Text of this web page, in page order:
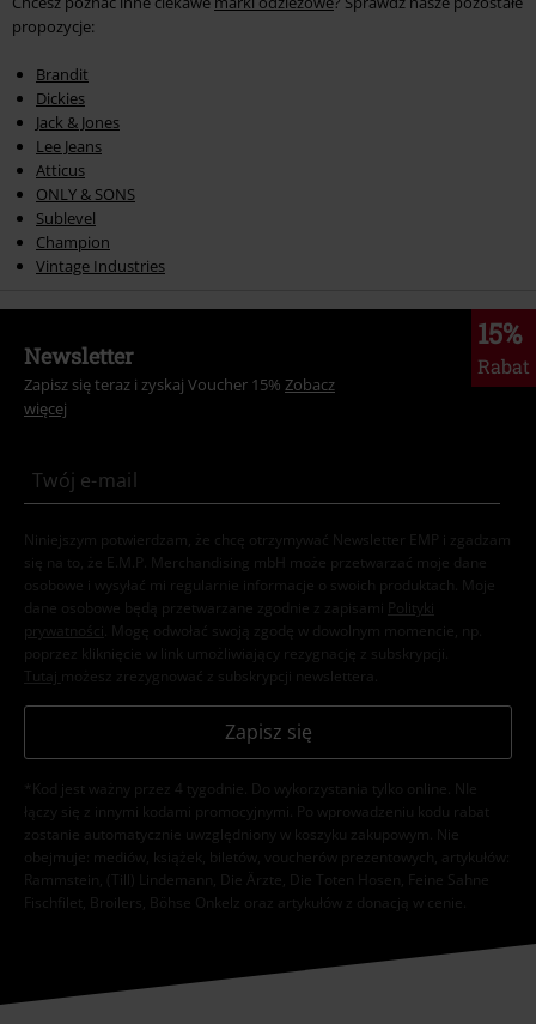
propozycje:
Brandit
Dickies
Jack & Jones
Lee Jeans
Atticus
ONLY & SONS
Sublevel
Champion
Vintage Industries
15%
Rabat
Newsletter
Zapisz się teraz i zyskaj Voucher 15% Zobacz
więcej
Niniejszym potwierdzam, że chcę otrzymywać Newsletter EMP i zgadzam
się na to, że E.M.P. Merchandising mbH może przetwarzać moje dane
osobowe i wysyłać mi regularnie informacje o swoich produktach. Moje
dane osobowe będą przetwarzane zgodnie z zapisami
Polityki
prywatności . Mogę odwołać swoją zgodę w dowolnym momencie, np.
poprzez kliknięcie w link umożliwiający rezygnację z subskrypcji.
Tutaj możesz zrezygnować z subskrypcji newslettera.
Zapisz się
*Kod jest ważny przez 4 tygodnie. Do wykorzystania tylko online. NIe
łączy się z innymi kodami promocyjnymi. Po wprowadzeniu kodu rabat
zostanie automatycznie uwzględniony w koszyku zakupowym. Nie
obejmuje: mediów, książek, biletów, voucherów prezentowych, artykułów:
Rammstein, (Till) Lindemann, Die Ärzte, Die Toten Hosen, Feine Sahne
Fischfilet, Broilers, Böhse Onkelz oraz artykułów z donacją w cenie.